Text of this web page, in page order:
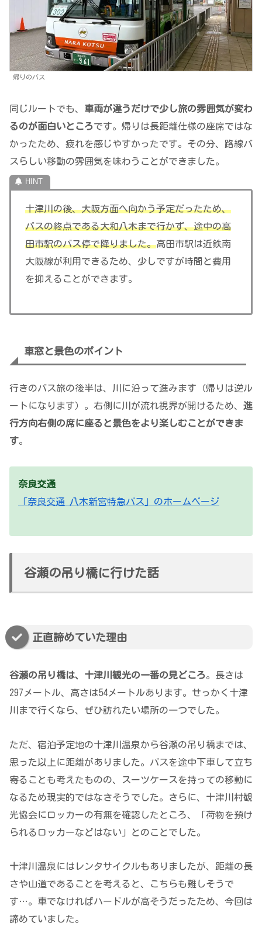
帰りのバス
同じルートでも、 車両が違うだけで少し旅の雰囲気が変わ
るのが面白いところです。帰りは長距離仕様の座席ではな
かったため、疲れを感じやすかったです。その分、路線バ
スらしい移動の雰囲気を味わうことができました。
十津川の後、大阪方面へ向かう予定だったため、
バスの終点である大和八木まで行かず、途中の高
田市駅のバス停で降りました。高田市駅は近鉄南
大阪線が利用できるため、少しですが時間と費用
を抑えることができます。
車窓と景色のポイント
行きのバス旅の後半は、川に沿って進みます（帰りは逆ル
ートになります）。右側に川が流れ視界が開けるため、 進
行方向右側の席に座ると景色をより楽しむことができま
す。
奈良交通
「奈良交通 八木新宮特急バス」のホームページ
谷瀬の吊り橋に行けた話
正直諦めていた理由
谷瀬の吊り橋は、十津川観光の一番の見どころ。長さは
297メートル、高さは54メートルあります。せっかく十津
川まで行くなら、ぜひ訪れたい場所の一つでした。
ただ、宿泊予定地の十津川温泉から谷瀬の吊り橋までは、
思った以上に距離がありました。バスを途中下車して立ち
寄ることも考えたものの、スーツケースを持っての移動に
なるため現実的ではなさそうでした。さらに、十津川村観
光協会にロッカーの有無を確認したところ、「荷物を預け
られるロッカーなどはない」とのことでした。
十津川温泉にはレンタサイクルもありましたが、距離の長
さや山道であることを考えると、こちらも難しそうで
す…。車でなければハードルが高そうだったため、今回は
諦めていました。